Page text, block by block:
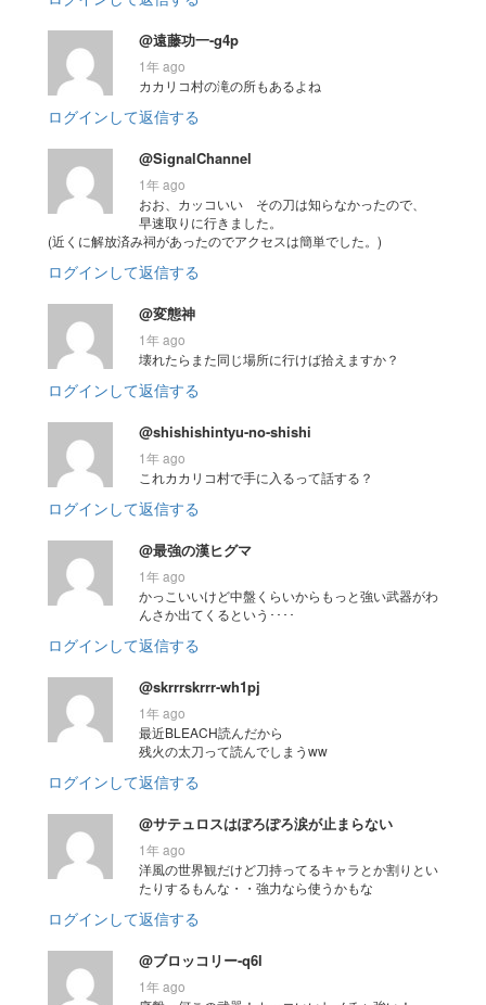
@遠藤功一-g4p
1年 ago
カカリコ村の滝の所もあるよね
ログインして返信する
@SignalChannel
1年 ago
おお、カッコいい その刀は知らなかったので、
早速取りに行きました。
(近くに解放済み祠があったのでアクセスは簡単でした。)
ログインして返信する
@変態神
1年 ago
壊れたらまた同じ場所に行けば拾えますか？
ログインして返信する
@shishishintyu-no-shishi
1年 ago
これカカリコ村で手に入るって話する？
ログインして返信する
@最強の漢ヒグマ
1年 ago
かっこいいけど中盤くらいからもっと強い武器がわ
んさか出てくるという････
ログインして返信する
@skrrrskrrr-wh1pj
1年 ago
最近BLEACH読んだから
残火の太刀って読んでしまうww
ログインして返信する
@サテュロスはぽろぽろ涙が止まらない
1年 ago
洋風の世界観だけど刀持ってるキャラとか割りとい
たりするもんな・・強力なら使うかもな
ログインして返信する
@ブロッコリー-q6l
1年 ago